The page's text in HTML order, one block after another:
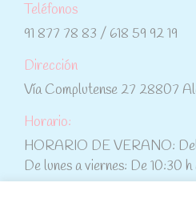
Teléfonos
91 877 78 83 / 618 59 92 19
Dirección
Vía Complutense 27 28807
Horario:
HORARIO DE VERANO: Del
De lunes a viernes: De 10:30